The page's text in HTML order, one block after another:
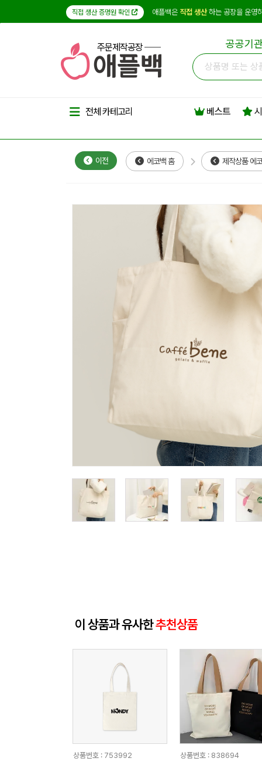
직접 생산 증명원 확인 애플백은 직접 생산하는 공장을 운영
주문제작공장 공공기
전체 카테고리 베스트
이전 에코백 홈 제작상품 에
이 상품과 유사한추천상품
상품번호 : 753992
상품번호 : 838694